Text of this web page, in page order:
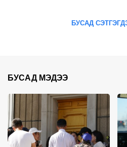
БУСАД
БУСАД МЭДЭЭ